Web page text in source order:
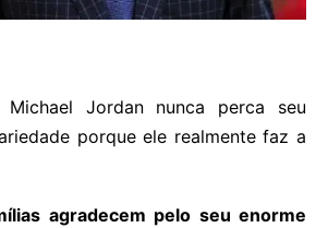
Michael Jordan nunca perca seu
porque ele realmente faz a
agradecem pelo seu enorme